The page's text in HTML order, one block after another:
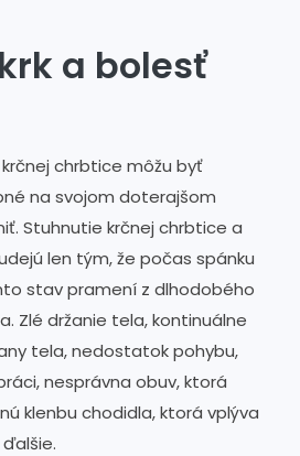
a bolesť
chrbtice môžu byť
na svojom doterajšom
Stuhnutie krčnej chrbtice a
len tým, že počas spánku
stav pramení z dlhodobého
Zlé držanie tela, kontinuálne
tela, nedostatok pohybu,
nesprávna obuv, ktorá
klenbu chodidla, ktorá vplýva